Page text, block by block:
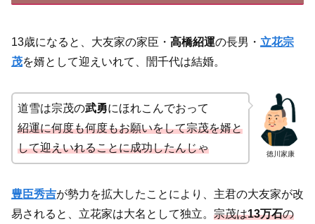
13歳になると、大友家の家臣・ 高橋紹運の長男・ 立花宗
茂を婿として迎えいれて、誾千代は結婚。
徳川家康
道雪は宗茂の武勇にほれこんでおって
紹運に何度も何度もお願いをして宗茂を婿と
して迎えいれることに成功したんじゃ
豊臣秀吉が勢力を拡大したことにより、主君の大友家が改
易されると、立花家は大名として独立。 宗茂は13万石の